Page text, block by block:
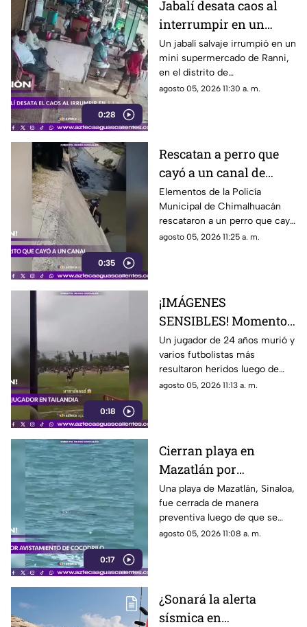
0:28
Jabalí desata caos al
interrumpir en un
comercio y embiste a
un hombre
Un jabalí salvaje irrumpió en un
mini supermercado de Ranni,
en el distrito de
Pathanamthitta, Kerala, India,
agosto 05, 2026 11:30 a. m.
0:35
Rescatan a perro que
cayó a un canal de
aguas negras en
Chimalhuacán
Elementos de la Policía
Municipal de Chimalhuacán
rescataron a un perro que cayó
a un canal de aguas negras,
agosto 05, 2026 11:25 a. m.
0:18
¡IMÁGENES
SENSIBLES! Momento
en el que rayo cae
durante partido de
fútbol y mata a jugador
Un jugador de 24 años murió y
varios futbolistas más
resultaron heridos luego de
que un rayo impactara el
agosto 05, 2026 11:13 a. m.
0:17
Cierran playa en
Mazatlán por
avistamiento de
cocodrilo
Una playa de Mazatlán, Sinaloa,
fue cerrada de manera
preventiva luego de que se
reportara el avistamiento de un
agosto 05, 2026 11:08 a. m.
¿Sonará la alerta
sísmica en